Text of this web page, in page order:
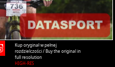
Kup oryginał w pełnej
rozdzielczości / Buy the original in
full resolution
HIGH-RES